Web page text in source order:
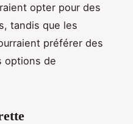
opter pour des
tandis que les
préférer des
options de